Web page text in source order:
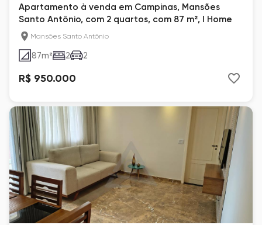
Apartamento à venda em Campinas, Mansões
Santo Antônio, com 2 quartos, com 87 m², I Home
Mansões Santo Antônio
87m² 2 2
R$ 950.000